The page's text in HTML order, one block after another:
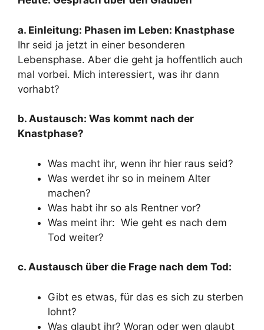
a. Einleitung: Phasen im Leben: Knastphase
Ihr seid ja jetzt in einer besonderen
Lebensphase. Aber die geht ja hoffentlich auch
mal vorbei. Mich interessiert, was ihr dann
vorhabt?
b. Austausch: Was kommt nach der
Knastphase?
Was macht ihr, wenn ihr hier raus seid?
Was werdet ihr so in meinem Alter
machen?
Was habt ihr so als Rentner vor?
Was meint ihr: Wie geht es nach dem
Tod weiter?
c. Austausch über die Frage nach dem Tod:
Gibt es etwas, für das es sich zu sterben
lohnt?
Was glaubt ihr? Woran oder wen glaubt